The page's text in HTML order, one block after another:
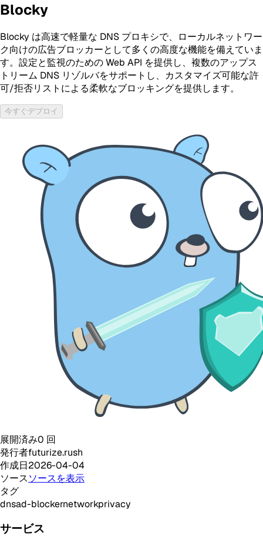
Blocky
Blocky は高速で軽量な DNS プロキシで、ローカルネットワー
ク向けの広告ブロッカーとして多くの高度な機能を備えていま
す。設定と監視のための Web API を提供し、複数のアップス
トリーム DNS リゾルバをサポートし、カスタマイズ可能な許
可/拒否リストによる柔軟なブロッキングを提供します。
今すぐデプロイ
展開済み0 回
発行者futurize.rush
作成日2026-04-04
ソースソースを表示
タグ
dnsad-blockernetworkprivacy
サービス